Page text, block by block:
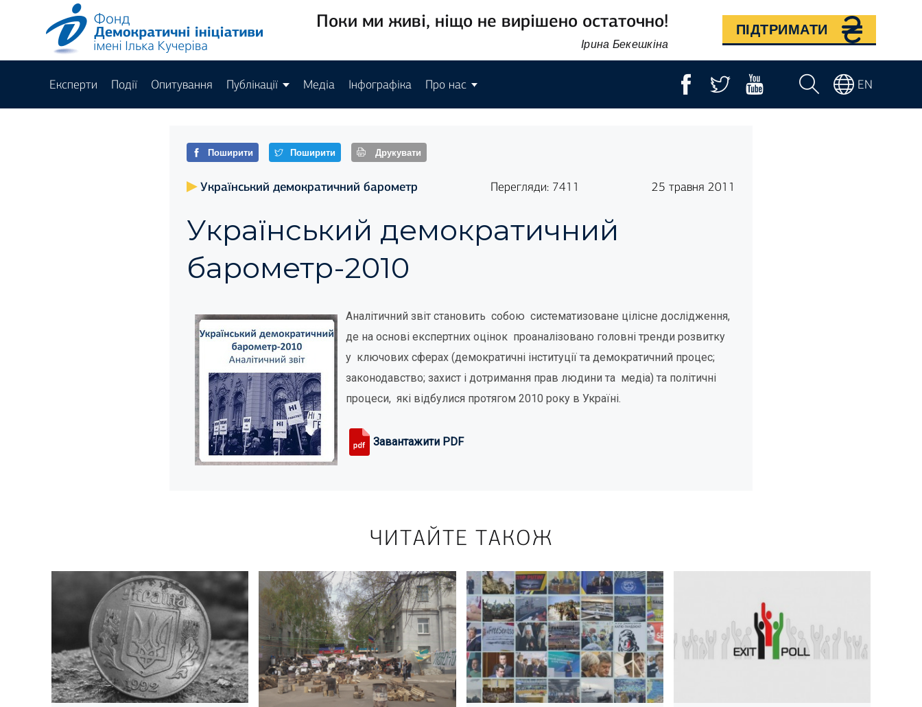
Поки ми живі, ніщо не вирішено остаточно!
Ірина Бекешкіна
ПІДТРИМАТИ
Експерти Події Опитування Публікації Медіа Інфографіка Про нас EN
Поширити Поширити Друкувати
Український демократичний барометр Перегляди: 7411 25 травня 2011
Український демократичний
барометр-2010
Аналітичний звіт становить собою систематизоване цілісне дослідження,
де на основі експертних оцінок проаналізовано головні тренди розвитку
у ключових сферах (демократичні інституції та демократичний процес;
законодавство; захист і дотримання прав людини та медіа) та політичні
процеси, які відбулися протягом 2010 року в Україні.
Завантажити PDF
ЧИТАЙТЕ ТАКОЖ